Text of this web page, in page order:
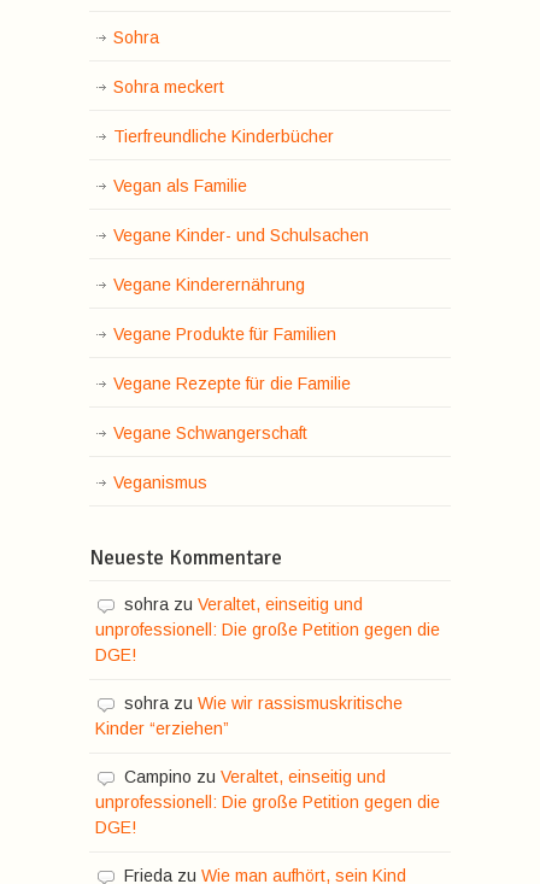
Sohra
Sohra meckert
Tierfreundliche Kinderbücher
Vegan als Familie
Vegane Kinder- und Schulsachen
Vegane Kinderernährung
Vegane Produkte für Familien
Vegane Rezepte für die Familie
Vegane Schwangerschaft
Veganismus
Neueste Kommentare
sohra zu Veraltet, einseitig und
unprofessionell: Die große Petition gegen die
DGE!
sohra zu Wie wir rassismuskritische
Kinder “erziehen”
Campino zu Veraltet, einseitig und
unprofessionell: Die große Petition gegen die
DGE!
Frieda zu Wie man aufhört, sein Kind